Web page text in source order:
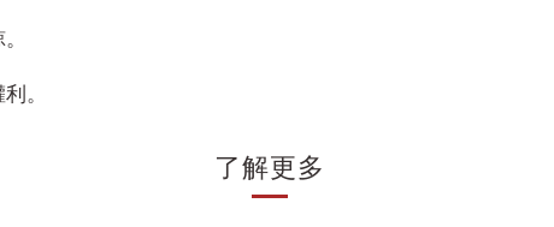
。
了解更多